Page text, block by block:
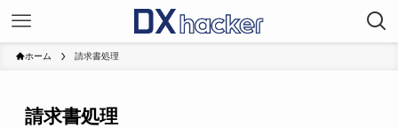
ホーム 請求書処理
請求書処理